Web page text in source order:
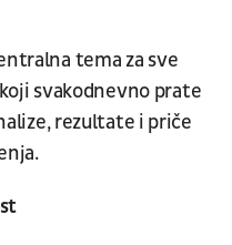
tema za sve
svakodnevno prate
rezultate i priče